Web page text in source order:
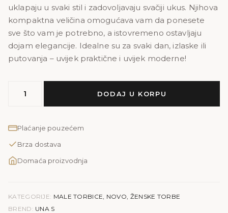
uklapaju u svaki stil i zadovoljavaju svačiji ukus. Njihova
kompaktna veličina omogućava vam da ponesete
sve što vam je potrebno, a istovremeno ostavljaju
dojam elegancije. Idealne su za svaki dan, izlaske ili
putovanja – uvijek praktične i uvijek moderne!
UNA
|
mat
količina
DODAJ U KORPU
Plaćanje pouzećem
Brza dostava
Domaća proizvodnja
KATEGORIJE: MALE TORBICE, NOVO, ŽENSKE TORBE
BREND: UNA S